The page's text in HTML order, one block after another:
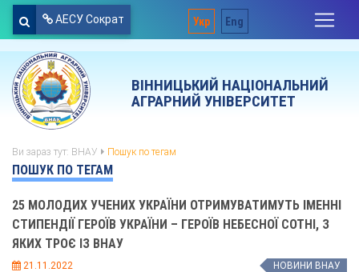
АЕСУ Сократ Укр Eng
ВІННИЦЬКИЙ НАЦІОНАЛЬНИЙ
АГРАРНИЙ УНІВЕРСИТЕТ
Ви зараз тут: ВНАУ Пошук по тегам
ПОШУК ПО ТЕГАМ
25 МОЛОДИХ УЧЕНИХ УКРАЇНИ ОТРИМУВАТИМУТЬ ІМЕННІ
СТИПЕНДІЇ ГЕРОЇВ УКРАЇНИ – ГЕРОЇВ НЕБЕСНОЇ СОТНІ, З
ЯКИХ ТРОЄ ІЗ ВНАУ
21.11.2022 НОВИНИ ВНАУ